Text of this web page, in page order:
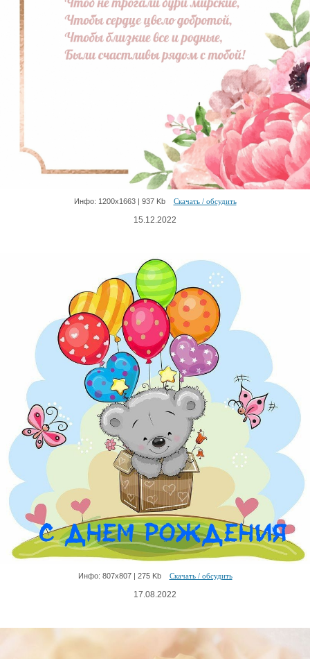
Инфо: 1200х1663 | 937 Kb Скачать / обсудить
15.12.2022
Инфо: 807х807 | 275 Kb Скачать / обсудить
17.08.2022